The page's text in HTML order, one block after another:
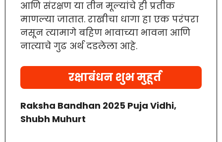
आणि संरक्षण या तीन मूल्यांचे ही प्रतीक
माणल्या जातात. राखीचा धागा हा एक परंपरा
नसून त्यामागे बहिण भावाच्या भावना आणि
नात्याचे गुढ अर्थ दडलेला आहे.
रक्षाबंधन शुभ मुहूर्त
Raksha Bandhan 2025 Puja Vidhi,
Shubh Muhurt